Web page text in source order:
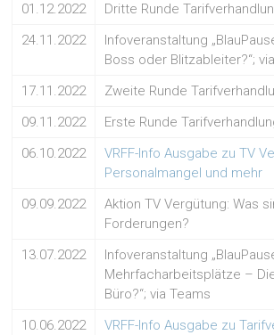
01.12.2022
Dritte Runde
24.11.2022
Infoveranstaltung
Boss oder Blitzableiter?“;
17.11.2022
Zweite Runde
09.11.2022
Erste Runde
06.10.2022
VRFF-Info Ausgabe zu TV
Personalmangel und mehr
09.09.2022
Aktion TV Vergütung: Was
Forderungen?
13.07.2022
Infoveranstaltung
Mehrfacharbeitsplätze –
Büro?“; via Teams
10.06.2022
VRFF-Info Ausgabe zu